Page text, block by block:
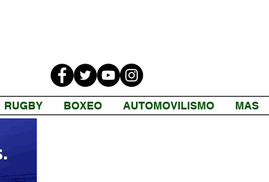
RUGBY BOXEO AUTOMOVILISMO MAS